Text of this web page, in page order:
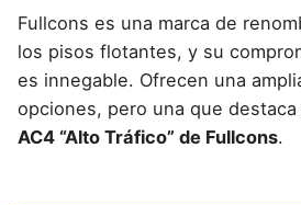
Fullcons es una marca de
los pisos flotantes, y su
es innegable. Ofrecen una
opciones, pero una que destaca
AC4 “Alto Tráfico” de Fullcons.